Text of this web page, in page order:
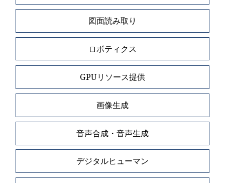
図面読み取り
ロボティクス
GPUリソース提供
画像生成
音声合成・音声生成
デジタルヒューマン